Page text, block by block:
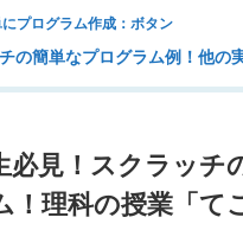
にプログラム作成：ボタン
の簡単なプログラム例！他の
必見！スクラッチ
！理科の授業「て